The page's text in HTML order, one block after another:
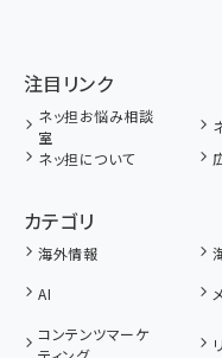
注目リンク
ネッ担お悩み相談
室
ネッ担について
カテゴリ
海外情報
AI
コンテンツマーケ